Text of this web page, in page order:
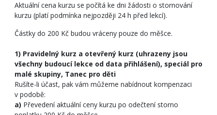
Aktuální cena kurzu se počítá ke dni žádosti o stornování
kurzu (platí podmínka nejpozději 24 h před lekcí).
Částky do 200 Kč budou vráceny pouze do měšce.
1) Pravidelný kurz a otevřený kurz (uhrazeny jsou
všechny budoucí lekce od data přihlášení), speciál pro
malé skupiny, Tanec pro děti
Rušíte-li účast, pak vám můžeme nabídnout kompenzaci
v podobě:
a) Převedení aktuální ceny kurzu po odečtení storno